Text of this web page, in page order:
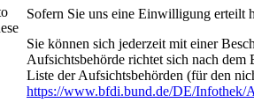
Sofern Sie uns eine Einwilligung erteilt
Sie können sich jederzeit mit einer
Aufsichtsbehörde richtet sich nach
Liste der Aufsichtsbehörden (für den
https://www.bfdi.bund.de/DE/Infothek/